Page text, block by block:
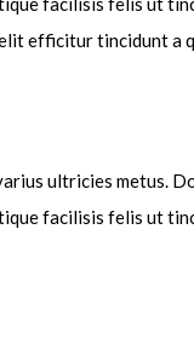
efficitur tincidunt
ultricies metus.
facilisis felis ut